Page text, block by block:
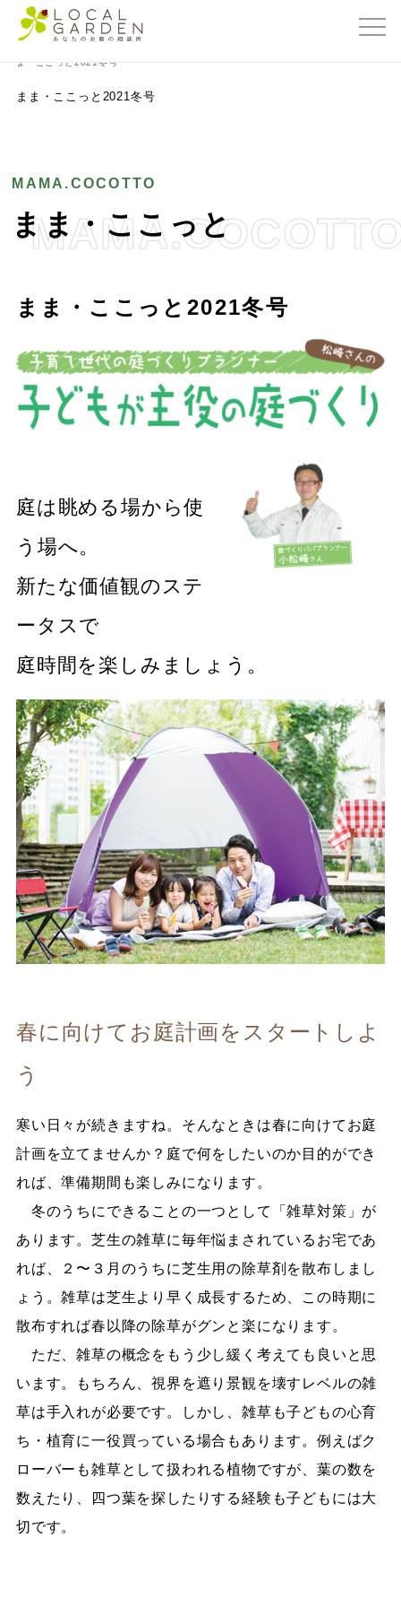
群馬県前橋市の外構・エクステリア専門店ローカルガーデン
ま・ここっと2021冬号
まま・ここっと2021冬号
MAMA.COCOTTO
まま・ここっと
まま・ここっと2021冬号
庭は眺める場から使
う場へ。
新たな価値観のステ
ータスで
庭時間を楽しみましょう。
春に向けてお庭計画をスタートしよ
う
寒い日々が続きますね。そんなときは春に向けてお庭
計画を立てませんか？庭で何をしたいのか目的ができ
れば、準備期間も楽しみになります。
冬のうちにできることの一つとして「雑草対策」が
あります。芝生の雑草に毎年悩まされているお宅であ
れば、２〜３月のうちに芝生用の除草剤を散布しまし
ょう。雑草は芝生より早く成長するため、この時期に
散布すれば春以降の除草がグンと楽になります。
ただ、雑草の概念をもう少し緩く考えても良いと思
います。もちろん、視界を遮り景観を壊すレベルの雑
草は手入れが必要です。しかし、雑草も子どもの心育
ち・植育に一役買っている場合もあります。例えばク
ローバーも雑草として扱われる植物ですが、葉の数を
数えたり、四つ葉を探したりする経験も子どもには大
切です。